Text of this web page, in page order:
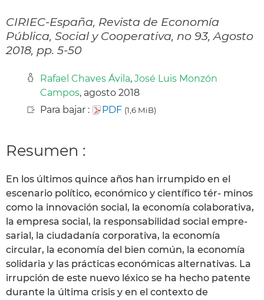
CIRIEC-España, Revista de Economía
Pública, Social y Cooperativa, no 93, Agosto
2018, pp. 5-50
Rafael Chaves Ávila, José Luis Monzón
Campos, agosto 2018
Para bajar :
PDF (1,6 MiB)
Resumen :
En los últimos quince años han irrumpido en el
escenario político, económico y científico tér- minos
como la innovación social, la economía colaborativa,
la empresa social, la responsabilidad social empre-
sarial, la ciudadanía corporativa, la economía
circular, la economía del bien común, la economía
solidaria y las prácticas económicas alternativas. La
irrupción de este nuevo léxico se ha hecho patente
durante la última crisis y en el contexto de